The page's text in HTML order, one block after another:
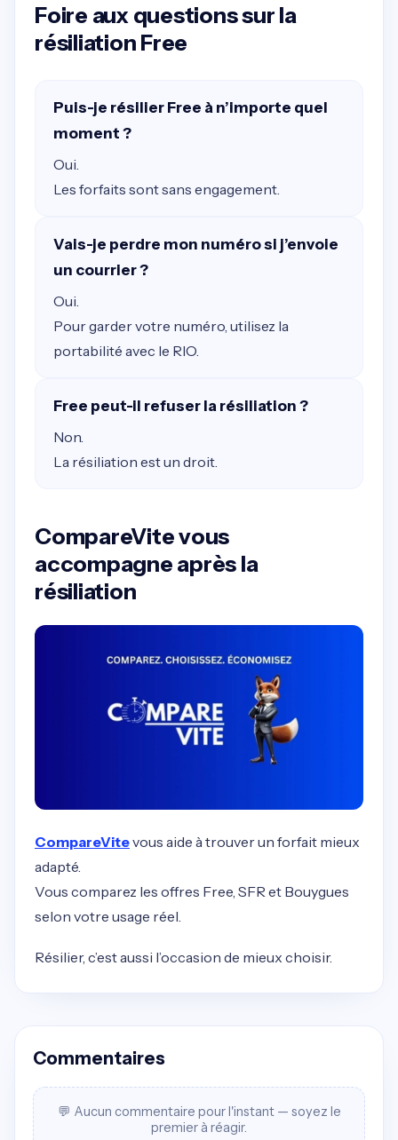
Foire aux questions sur la
résiliation Free
Puis-je résilier Free à n’importe quel
moment ?
Oui.
Les forfaits sont sans engagement.
Vais-je perdre mon numéro si j’envoie
un courrier ?
Oui.
Pour garder votre numéro, utilisez la
portabilité avec le RIO.
Free peut-il refuser la résiliation ?
Non.
La résiliation est un droit.
CompareVite vous
accompagne après la
résiliation
CompareVitevous aide à trouver un forfait mieux
adapté.
Vous comparez les offres Free, SFR et Bouygues
selon votre usage réel.
Résilier, c’est aussi l’occasion de mieux choisir.
Commentaires
💬 Aucun commentaire pour l'instant — soyez le
premier à réagir.